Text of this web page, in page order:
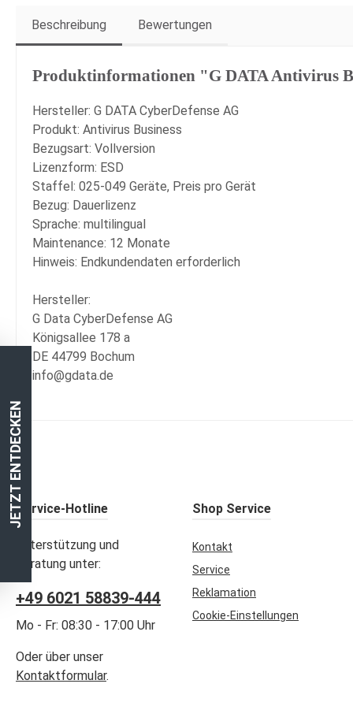
Beschreibung Bewertungen
Produktinformationen "G DATA Antivirus
Hersteller: G DATA CyberDefense AG
Produkt: Antivirus Business
Bezugsart: Vollversion
Lizenzform: ESD
Staffel: 025-049 Geräte, Preis pro Gerät
Bezug: Dauerlizenz
Sprache: multilingual
Maintenance: 12 Monate
Hinweis: Endkundendaten erforderlich
Hersteller:
G Data CyberDefense AG
Königsallee 178 a
DE 44799 Bochum
info@gdata.de
Service-Hotline
Unterstützung und
Beratung unter:
+49 6021 58839-444
Mo - Fr: 08:30 - 17:00 Uhr
Oder über unser
Kontaktformular.
Shop Service
Kontakt
Service
Reklamation
Cookie-Einstellungen
JETZT ENTDECKEN